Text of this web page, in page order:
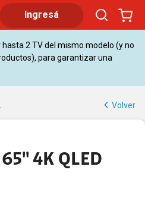
Ingresá
2 TV del mismo modelo (y no
para garantizar una
Volver
4K QLED
TV | Claro